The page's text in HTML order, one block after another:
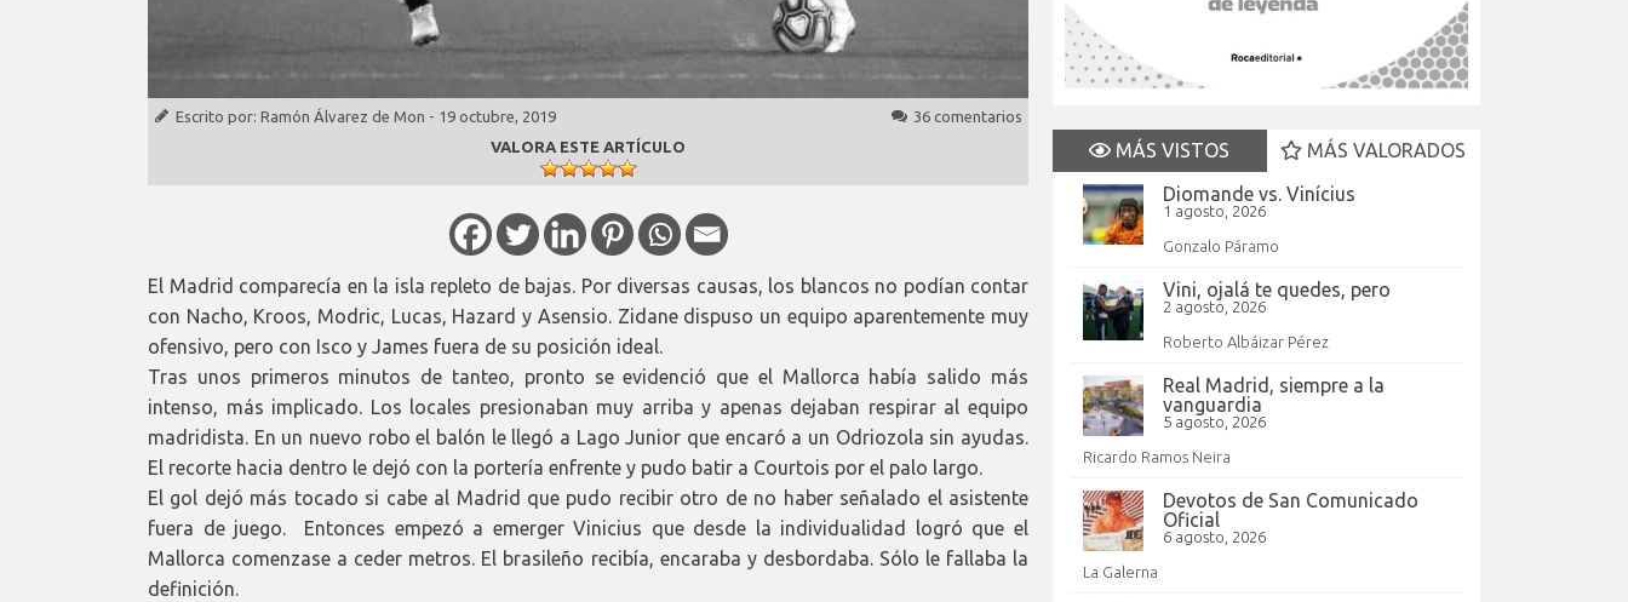
Escrito por: Ramón Álvarez de Mon - 19 octubre, 2019
36 comentarios
VALORA ESTE ARTÍCULO
El Madrid comparecía en la isla repleto de bajas. Por diversas causas, los blancos no podían contar
con Nacho, Kroos, Modric, Lucas, Hazard y Asensio. Zidane dispuso un equipo aparentemente muy
ofensivo, pero con Isco y James fuera de su posición ideal.
Tras unos primeros minutos de tanteo, pronto se evidenció que el Mallorca había salido más
intenso, más implicado. Los locales presionaban muy arriba y apenas dejaban respirar al equipo
madridista. En un nuevo robo el balón le llegó a Lago Junior que encaró a un Odriozola sin ayudas.
El recorte hacia dentro le dejó con la portería enfrente y pudo batir a Courtois por el palo largo.
El gol dejó más tocado si cabe al Madrid que pudo recibir otro de no haber señalado el asistente
fuera de juego. Entonces empezó a emerger Vinicius que desde la individualidad logró que el
Mallorca comenzase a ceder metros. El brasileño recibía, encaraba y desbordaba. Sólo le fallaba la
definición.
MÁS VISTOS
MÁS VALORADOS
Diomande vs. Vinícius
1 agosto, 2026
Gonzalo Páramo
Vini, ojalá te quedes, pero
2 agosto, 2026
Roberto Albáizar Pérez
Real Madrid, siempre a la
vanguardia
5 agosto, 2026
Ricardo Ramos Neira
Devotos de San Comunicado
Oficial
6 agosto, 2026
La Galerna